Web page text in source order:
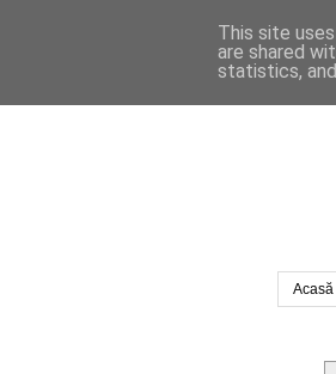
Acasă
This site
are shared
statistics,